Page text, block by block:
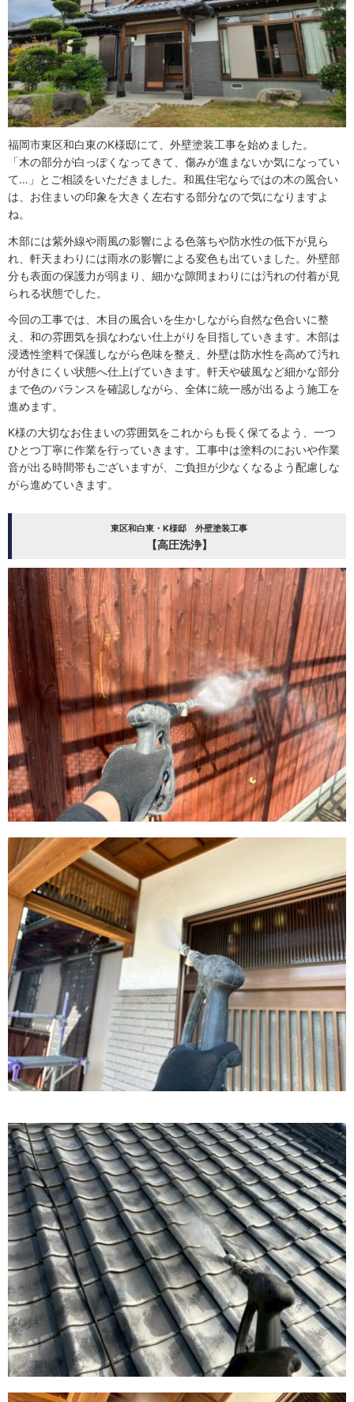
福岡市東区和白東のK様邸にて、外壁塗装工事を始めました。
「木の部分が白っぽくなってきて、傷みが進まないか気になってい
て…」とご相談をいただきました。和風住宅ならではの木の風合い
は、お住まいの印象を大きく左右する部分なので気になりますよ
ね。
木部には紫外線や雨風の影響による色落ちや防水性の低下が見ら
れ、軒天まわりには雨水の影響による変色も出ていました。外壁部
分も表面の保護力が弱まり、細かな隙間まわりには汚れの付着が見
られる状態でした。
今回の工事では、木目の風合いを生かしながら自然な色合いに整
え、和の雰囲気を損なわない仕上がりを目指していきます。木部は
浸透性塗料で保護しながら色味を整え、外壁は防水性を高めて汚れ
が付きにくい状態へ仕上げていきます。軒天や破風など細かな部分
まで色のバランスを確認しながら、全体に統一感が出るよう施工を
進めます。
K様の大切なお住まいの雰囲気をこれからも長く保てるよう、一つ
ひとつ丁寧に作業を行っていきます。工事中は塗料のにおいや作業
音が出る時間帯もございますが、ご負担が少なくなるよう配慮しな
がら進めていきます。
東区和白東・K様邸 外壁塗装工事
【高圧洗浄】